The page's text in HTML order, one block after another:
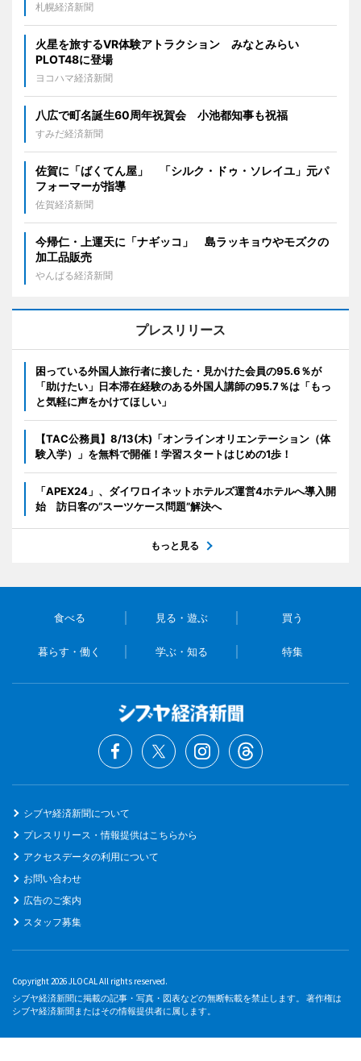
札幌経済新聞
火星を旅するVR体験アトラクション みなとみらい
PLOT48に登場
ヨコハマ経済新聞
八広で町名誕生60周年祝賀会 小池都知事も祝福
すみだ経済新聞
佐賀に「ばくてん屋」 「シルク・ドゥ・ソレイユ」元パ
フォーマーが指導
佐賀経済新聞
今帰仁・上運天に「ナギッコ」 島ラッキョウやモズクの
加工品販売
やんばる経済新聞
プレスリリース
困っている外国人旅行者に接した・見かけた会員の95.6％が
「助けたい」日本滞在経験のある外国人講師の95.7％は「もっ
と気軽に声をかけてほしい」
【TAC公務員】8/13(木)「オンラインオリエンテーション（体
験入学）」を無料で開催！学習スタートはじめの1歩！
「APEX24」、ダイワロイネットホテルズ運営4ホテルへ導入開
始 訪日客の“スーツケース問題”解決へ
もっと見る
食べる 見る・遊ぶ 買う
暮らす・働く 学ぶ・知る 特集
シブヤ経済新聞について
プレスリリース・情報提供はこちらから
アクセスデータの利用について
お問い合わせ
広告のご案内
スタッフ募集
Copyright 2026 JLOCAL All rights reserved.
シブヤ経済新聞に掲載の記事・写真・図表などの無断転載を禁止します。 著作権は
シブヤ経済新聞またはその情報提供者に属します。